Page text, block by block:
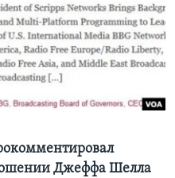
Джеффа Шелла